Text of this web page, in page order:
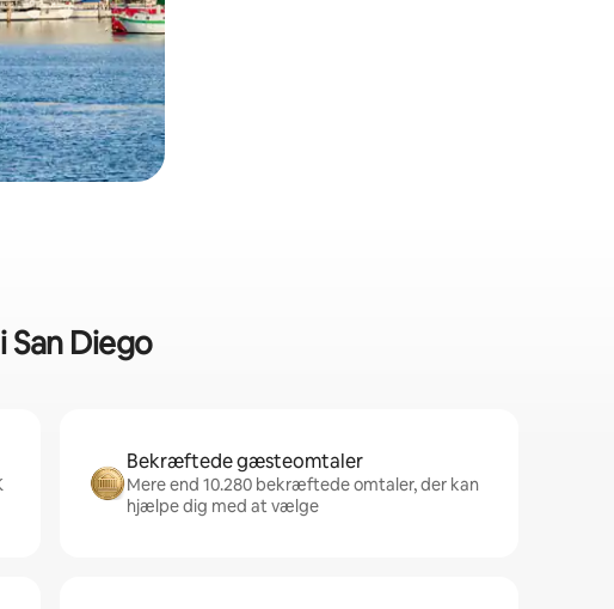
Diego
Bekræftede gæsteomtaler
Mere end 10.280 bekræftede omtaler, der kan
hjælpe dig med at vælge